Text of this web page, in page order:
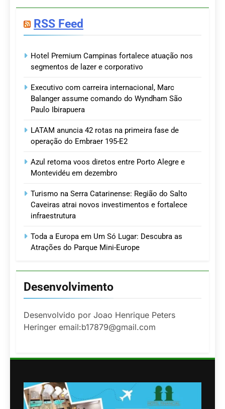
RSS Feed
Hotel Premium Campinas fortalece atuação nos
segmentos de lazer e corporativo
Executivo com carreira internacional, Marc
Balanger assume comando do Wyndham São
Paulo Ibirapuera
LATAM anuncia 42 rotas na primeira fase de
operação do Embraer 195-E2
Azul retoma voos diretos entre Porto Alegre e
Montevidéu em dezembro
Turismo na Serra Catarinense: Região do Salto
Caveiras atrai novos investimentos e fortalece
infraestrutura
Toda a Europa em Um Só Lugar: Descubra as
Atrações do Parque Mini-Europe
Desenvolvimento
Desenvolvido por Joao Henrique Peters
Heringer email:b17879@gmail.com